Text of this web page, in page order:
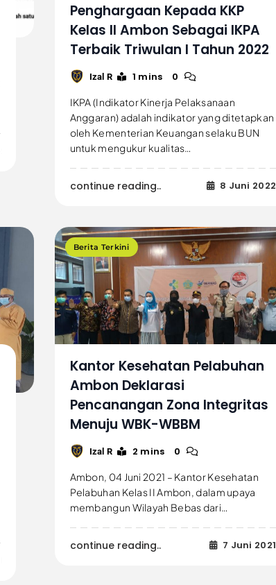
Penghargaan Kepada KKP
Kelas II Ambon Sebagai IKPA
Terbaik Triwulan I Tahun 2022
Izal R 1 mins 0
IKPA (Indikator Kinerja Pelaksanaan
Anggaran) adalah indikator yang ditetapkan
oleh Kementerian Keuangan selaku BUN
untuk mengukur kualitas…
continue reading.. 8 Juni 2022
Berita Terkini
Kantor Kesehatan Pelabuhan
Ambon Deklarasi
Pencanangan Zona Integritas
Menuju WBK-WBBM
Izal R 2 mins 0
Ambon, 04 Juni 2021 – Kantor Kesehatan
Pelabuhan Kelas II Ambon, dalam upaya
membangun Wilayah Bebas dari…
continue reading.. 7 Juni 2021